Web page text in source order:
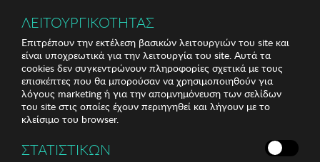
ΛΕΙΤΟΥΡΓΙΚΟΤΗΤΑΣ
Επιτρέπουν την εκτέλεση βασικών λειτουργιών του site και
είναι υποχρεωτικά για την λειτουργία του site. Αυτά τα
cookies δεν συγκεντρώνουν πληροφορίες σχετικά με τους
επισκέπτες που θα μπορούσαν να χρησιμοποιηθούν για
λόγους marketing ή για την απομνημόνευση των σελίδων
του site στις οποίες έχουν περιηγηθεί και λήγουν με το
κλείσιμο του browser.
ΣΤΑΤΙΣΤΙΚΩΝ